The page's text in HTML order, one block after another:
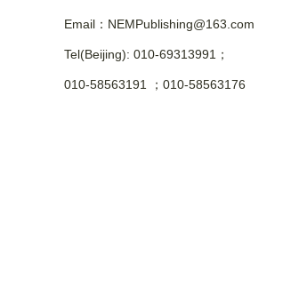
Email：NEMPublishing@163.com
Tel(Beijing): 010-69313991；
010-58563191 ；010-58563176